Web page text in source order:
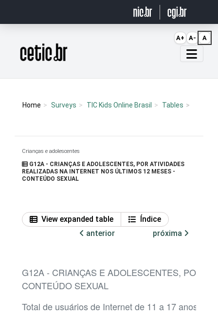
Página inicial
Home Surveys TIC Kids Online Brasil Tables
Crianças e adolescentes
G12A - CRIANÇAS E ADOLESCENTES, POR ATIVIDADES
REALIZADAS NA INTERNET NOS ÚLTIMOS 12 MESES -
CONTEÚDO SEXUAL
View expanded table
Índice
anterior
próxima
G12A - CRIANÇAS E ADOLESCENTES, POR
CONTEÚDO SEXUAL
Total de usuários de Internet de 11 a 17 anos¹
A+ A- A